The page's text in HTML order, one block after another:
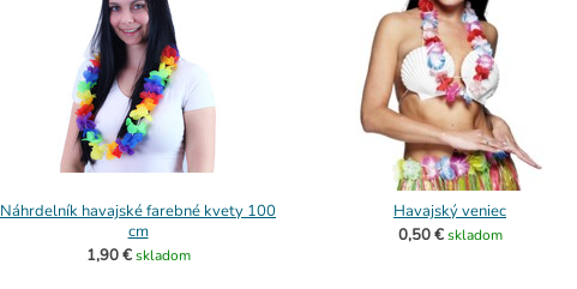
Náhrdelník havajské farebné kvety 100
cm
1,90 € skladom
Havajský veniec
0,50 € skladom